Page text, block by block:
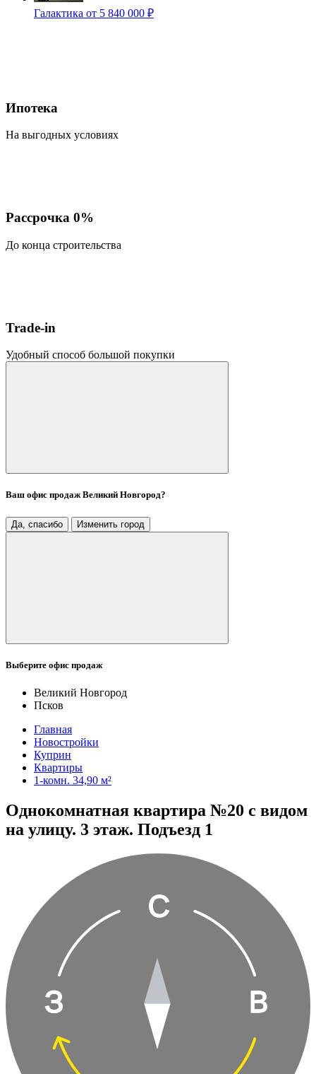
Галактика от 5 840 000 ₽
Ипотека
На выгодных условиях
Рассрочка 0%
До конца строительства
Trade-in
Удобный способ большой покупки
Ваш офис продажВеликий Новгород?
Да, спасибо Изменить город
Выберите офис продаж
Великий Новгород
Псков
Главная
Новостройки
Куприн
Квартиры
1-комн. 34,90 м²
Однокомнатная квартира №20 с видом
на улицу. 3 этаж. Подъезд 1